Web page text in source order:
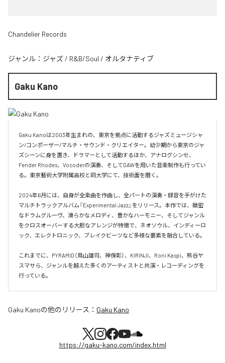
Chandelier Records
ジャンル： ジャズ / R&B/Soul / オルタナティブ
Gaku Kano
Gaku Kanoは2003年生まれの、東京を拠点に活動するジャズミュージシャ
ン/コンポーザー/マルチ・サウンド・クリエイター。幼少期から東京のジャ
ズシーンに身を置き、ドラマーとして活動するほか、アナログシンセ、
Fender Rhodes、Vocoderの演奏、そしてDAWを用いた音楽制作も行ってい
る。東京藝術大学附属高校と同大学にて、技術面を磨く。
2024年6月には、自身が全楽曲を作曲し、全パートの演奏・録音を手がけた
マルチトラックアルバム『Experimental Jazz』をリリース。本作では、緻密
なドラムグルーヴ、滑らかなメロディ、豊かなハーモニー、そしてジャンル
をクロスオーバーする大胆なアレンジが特徴で、ネオソウル、インディーロ
ック、エレクトロニック、ブレイクビーツなど多様な要素を融合している。
これまでに、PYRAMID（鳥山雄司、神保彰）、KIRINJI、Roni Kaspi、熊谷ヤ
スマサら、ジャンルを越えた多くのアーティストと共演・レコーディングを
行っている。
Gaku Kanoの他のリリース： Gaku Kano
https://gaku-kano.com/index.html